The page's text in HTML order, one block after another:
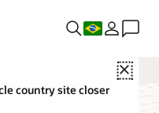
Close
country site closer